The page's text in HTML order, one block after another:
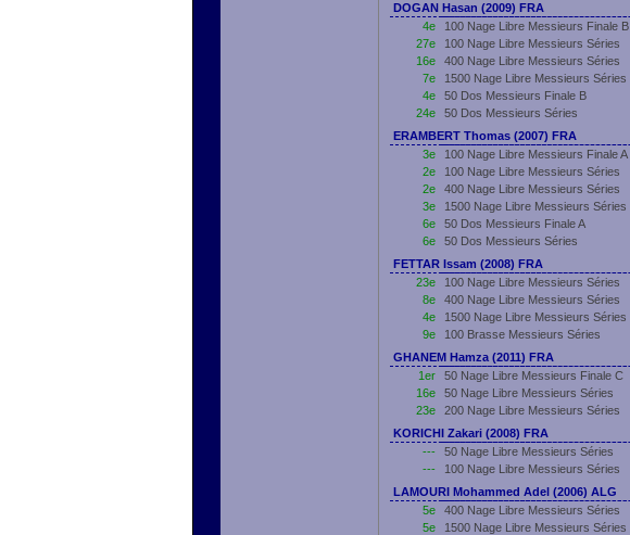
DOGAN Hasan (2009) FRA
4e
100 Nage Libre Messieurs Finale B
27e 100 Nage Libre Messieurs Séries
16e 400 Nage Libre Messieurs Séries
7e 1500 Nage Libre Messieurs Séries
4e 50 Dos Messieurs Finale B
24e 50 Dos Messieurs Séries
ERAMBERT Thomas (2007) FRA
3e
100 Nage Libre Messieurs Finale A
2e 100 Nage Libre Messieurs Séries
2e 400 Nage Libre Messieurs Séries
3e 1500 Nage Libre Messieurs Séries
6e 50 Dos Messieurs Finale A
6e 50 Dos Messieurs Séries
FETTAR Issam (2008) FRA
23e
100 Nage Libre Messieurs Séries
8e 400 Nage Libre Messieurs Séries
4e 1500 Nage Libre Messieurs Séries
9e 100 Brasse Messieurs Séries
GHANEM Hamza (2011) FRA
1er
50 Nage Libre Messieurs Finale C
16e 50 Nage Libre Messieurs Séries
23e 200 Nage Libre Messieurs Séries
KORICHI Zakari (2008) FRA
---
50 Nage Libre Messieurs Séries
--- 100 Nage Libre Messieurs Séries
LAMOURI Mohammed Adel (2006) ALG
5e
400 Nage Libre Messieurs Séries
5e 1500 Nage Libre Messieurs Séries